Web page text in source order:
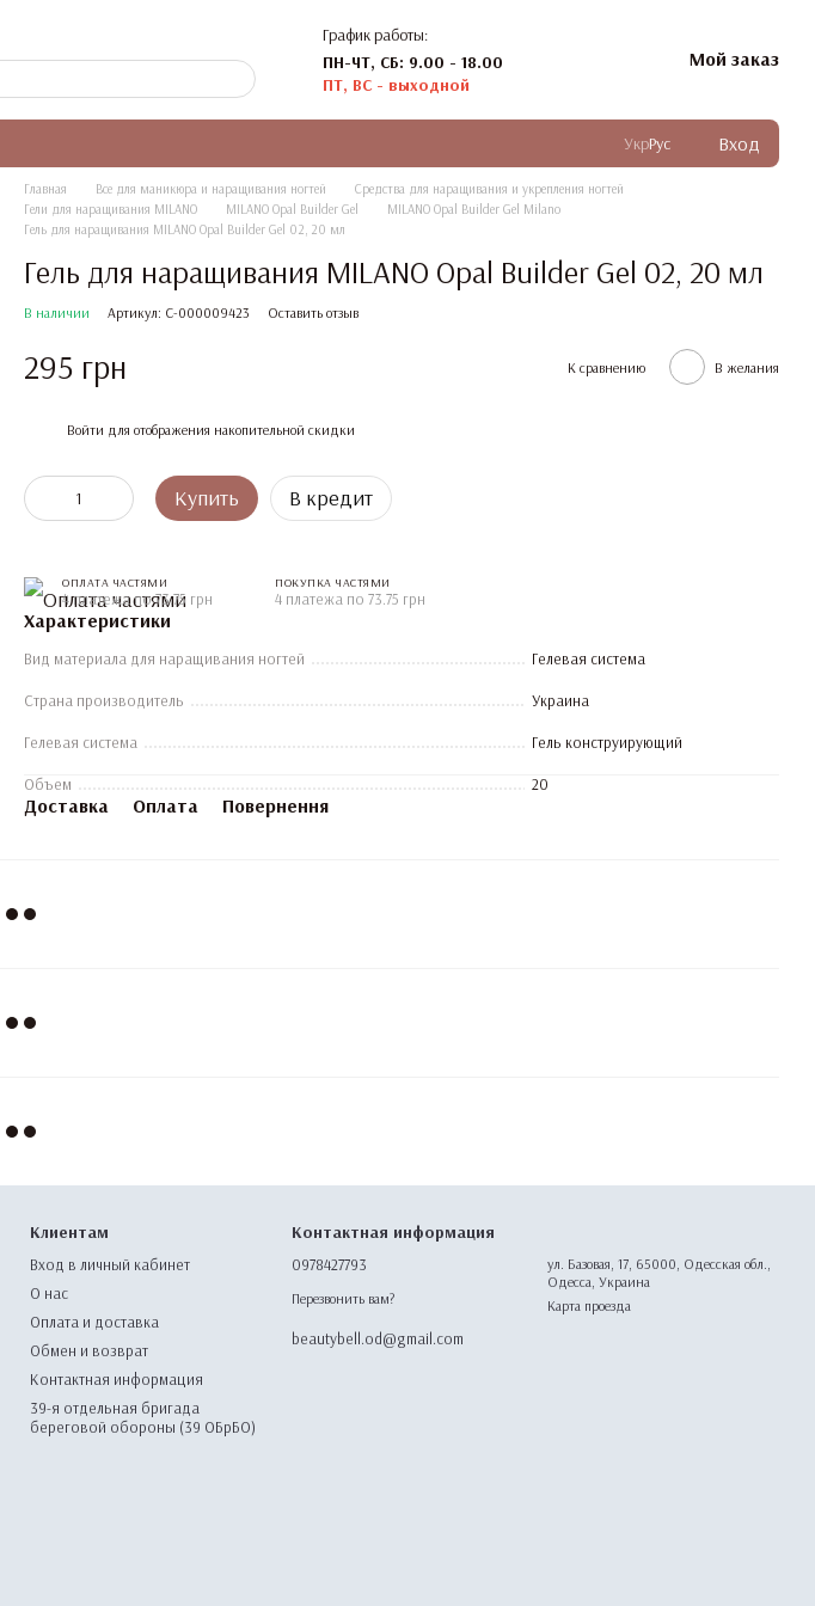
График работы:
ПН-ЧТ, СБ: 9.00 - 18.00
ПТ, ВС - выходной
Мой заказ
УкрРус Вход
Главная Все для маникюра и наращивания ногтей
Средства для наращивания и укрепления ногтей
Гели для наращивания MILANO
MILANO Opal Builder Gel
MILANO Opal Builder Gel Milano
Гель для наращивания MILANO Opal Builder Gel 02, 20 мл
Гель для наращивания MILANO Opal Builder Gel 02, 20 мл
В наличии Артикул: C-000009423 Оставить отзыв
295 грн К сравнению В желания
Войти для отображения накопительной скидки
Купить В кредит
ОПЛАТА ЧАСТЯМИ
4 платежа по 73.75 грн
ПОКУПКА ЧАСТЯМИ
4 платежа по 73.75 грн
Характеристики
Вид материала для наращивания ногтей Гелевая система
Страна производитель Украина
Гелевая система Гель конструирующий
Объем 20
Доставка Оплата Повернення
Клиентам
Вход в личный кабинет
О нас
Оплата и доставка
Обмен и возврат
Контактная информация
39-я отдельная бригада
береговой обороны (39 ОБрБО)
Контактная информация
0978427793
Перезвонить вам?
beautybell.od@gmail.com
ул. Базовая, 17, 65000, Одесская обл.,
Одесса, Украина
Карта проезда